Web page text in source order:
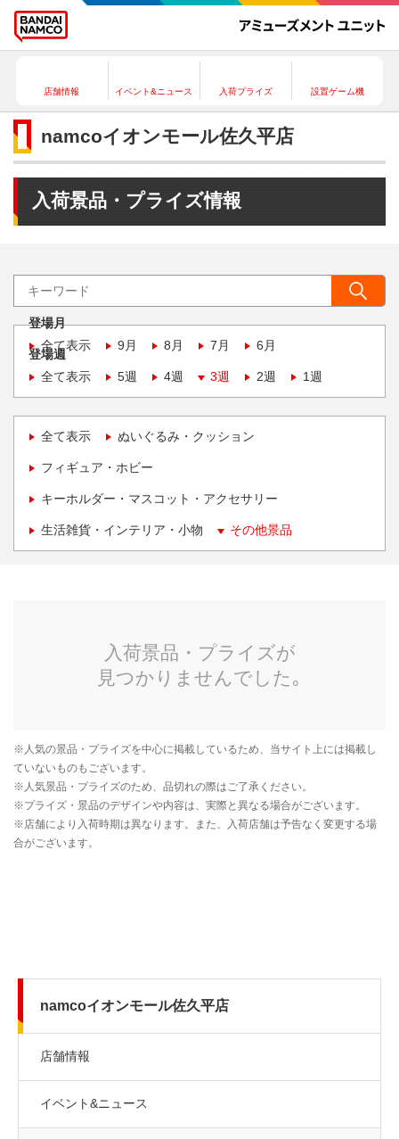
店舗情報 イベント&ニュース 入荷プライズ 設置ゲーム機
namcoイオンモール佐久平店
入荷景品・プライズ情報
登場月
全て表示
9月 8月 7月 6月
登場週
全て表示
5週 4週 3週 2週 1週
全て表示 ぬいぐるみ・クッション
フィギュア・ホビー
キーホルダー・マスコット・アクセサリー
生活雑貨・インテリア・小物 その他景品
namcoイオンモール佐久平店
店舗情報
イベント&ニュース